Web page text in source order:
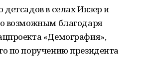
детсадов в селах Инзер и
возможным благодаря
«Демография»,
по поручению президента